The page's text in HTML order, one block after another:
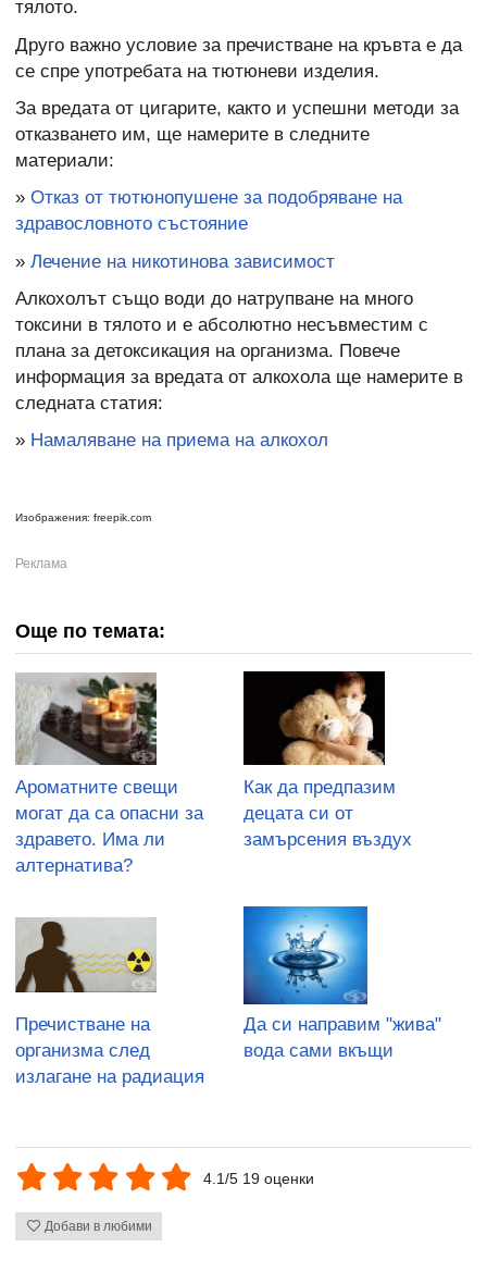
тялото.
Друго важно условие за пречистване на кръвта е да
се спре употребата на тютюневи изделия.
За вредата от цигарите, както и успешни методи за
отказването им, ще намерите в следните
материали:
» Отказ от тютюнопушене за подобряване на
здравословното състояние
» Лечение на никотинова зависимост
Алкохолът също води до натрупване на много
токсини в тялото и е абсолютно несъвместим с
плана за детоксикация на организма. Повече
информация за вредата от алкохола ще намерите в
следната статия:
» Намаляване на приема на алкохол
Изображения: freepik.com
Още по темата:
Ароматните свещи
могат да са опасни за
здравето. Има ли
алтернатива?
Как да предпазим
децата си от
замърсения въздух
Пречистване на
организма след
излагане на радиация
Да си направим "жива"
вода сами вкъщи
4.1/5 19 оценки
Добави в любими